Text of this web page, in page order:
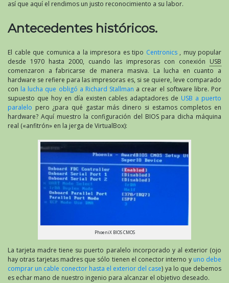
así que aquí el rendimos un justo reconocimiento a su labor.
Antecedentes históricos.
El cable que comunica a la impresora es tipo Centronics, muy popular
desde 1970 hasta 2000, cuando las impresoras con conexión USB
comenzaron a fabricarse de manera masiva. La lucha en cuanto a
hardware se refiere para las impresoras es, si se quiere, leve comparado
con la lucha que obligó a Richard Stallman a crear el software libre. Por
supuesto que hoy en día existen cables adaptadores de USB a puerto
paralelo pero ¿para qué gastar más dinero si estamos completos en
hardware? Aquí muestro la configuración del BIOS para dicha máquina
real («anfitrón» en la jerga de VirtualBox):
PhoeniX BIOS CMOS
La tarjeta madre tiene su puerto paralelo incorporado y al exterior (ojo
hay otras tarjetas madres que sólo tienen el conector interno y uno debe
comprar un cable conector hasta el exterior del case) ya lo que debemos
es echar mano de nuestro ingenio para alcanzar el objetivo deseado.